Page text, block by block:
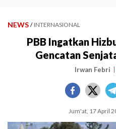
NEWS / INTERNASIONAL
PBB Ingatkan
Gencatan
Irwan Febri
Jum'at, 17 April